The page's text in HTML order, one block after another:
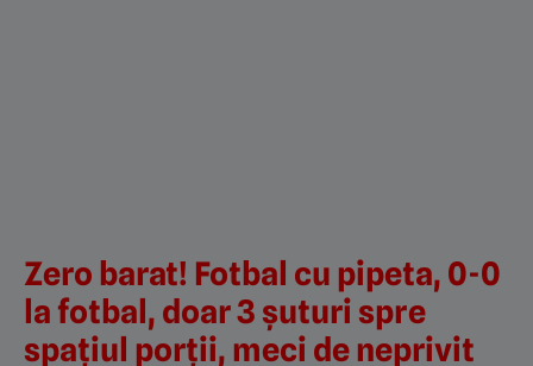
Zero barat! Fotbal cu pipeta, 0-0
la fotbal, doar 3 șuturi spre
spațiul porții, meci de neprivit